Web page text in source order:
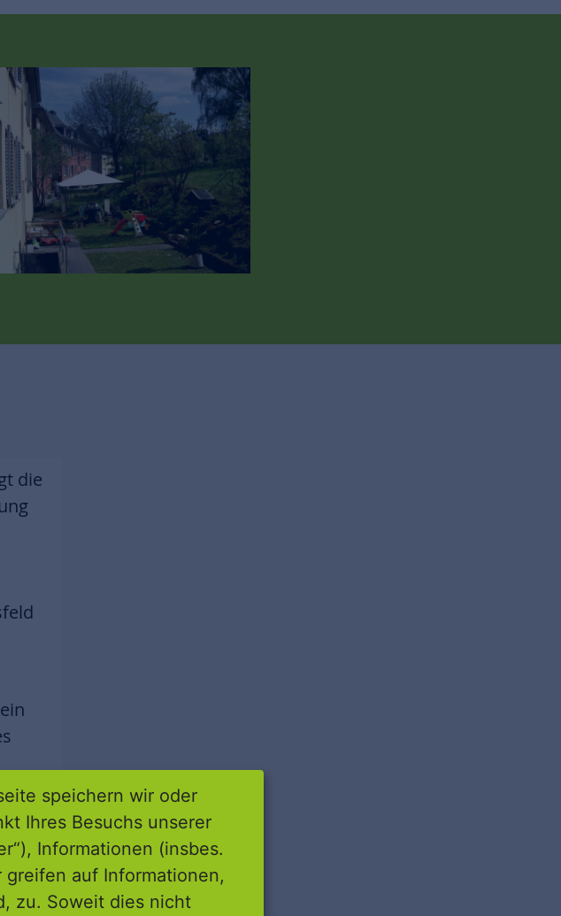
die
speichern wir oder
Ihres Besuchs unserer
Informationen (insbes.
auf Informationen,
zu. Soweit dies nicht